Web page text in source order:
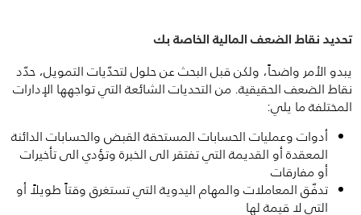
تحديد نقاط الضعف المالية الخاصة بك
يبدو الأمر واضحاً، ولكن قبل البحث عن حلول لتحدّيات التمويل، حدّد
نقاط الضعف الحقيقية. من التحديات الشائعة التي تواجهها الإدارات
المختلفة ما يلي:
أدوات وعمليات الحسابات المستحقة القبض والحسابات الدائنة
المعقدة أو القديمة التي تفتقر الى الخبرة وتؤدي الى تأخيرات
أو مفارقات
تدفّق المعاملات والمهام اليدوية التي تستغرق وقتاً طويلاً أو
التي لا قيمة لها